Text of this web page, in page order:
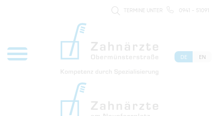
TERMINE UNTER 0941 - 51091
DE EN